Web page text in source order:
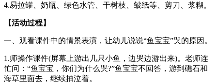
4.易拉罐、奶瓶、绿色水管、干树枝、皱纸等、剪刀、浆糊。
【活动过程】
一、观看课件中的情景表演，让幼儿说说“鱼宝宝”哭的原因。
1.师操作课件(屏幕上游出几只小鱼，边哭边游出来)。老师连
忙问：“鱼宝宝，你们为什么哭?”鱼宝宝不回答，游到礁石和
海草里面去，继续抽泣着。